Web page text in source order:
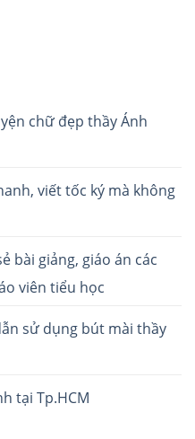
chữ đẹp thầy Ánh
viết tốc ký mà không
bài giảng, giáo án các
viên tiểu học
sử dụng bút mài thầy
tại Tp.HCM